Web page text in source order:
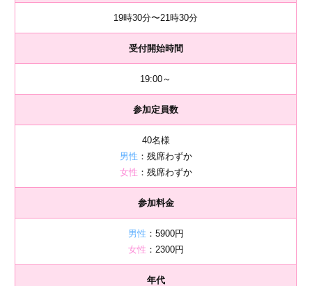
19時30分〜21時30分
受付開始時間
19:00～
参加定員数
40名様
男性 ：残席わずか
女性 ：残席わずか
参加料金
男性 ：5900円
女性 ：2300円
年代